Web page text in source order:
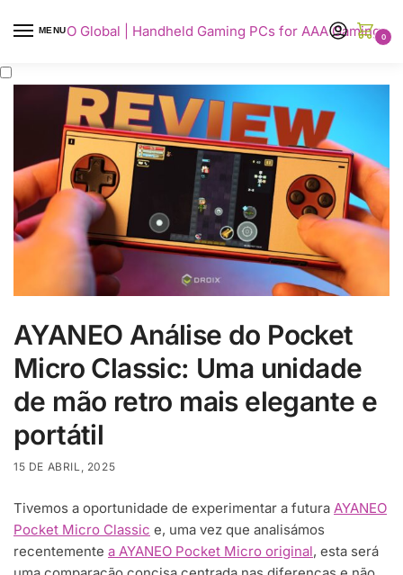
MENU
AYANEO Global | Handheld Gaming PCs for AAA Gaming0
AYANEO Análise do Pocket
Micro Classic: Uma unidade
de mão retro mais elegante e
portátil
15 DE ABRIL, 2025
Tivemos a oportunidade de experimentar a futura AYANEO
Pocket Micro Classic e, uma vez que analisámos
recentemente a AYANEO Pocket Micro original, esta será